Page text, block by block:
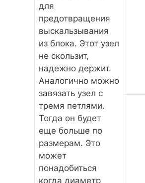
для
предотвращения
выскальзывания
из блока. Этот узел
не скользит,
надежно держит.
Аналогично можно
завязать узел с
тремя петлями.
Тогда он будет
еще больше по
размерам. Это
может
понадобиться
когда диаметр